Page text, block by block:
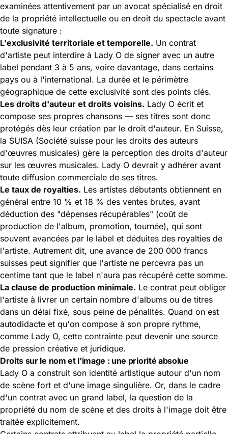
examinées attentivement par un avocat spécialisé en droit
de la propriété intellectuelle ou en droit du spectacle avant
toute signature :
L'exclusivité territoriale et temporelle. Un contrat
d'artiste peut interdire à Lady O de signer avec un autre
label pendant 3 à 5 ans, voire davantage, dans certains
pays ou à l'international. La durée et le périmètre
géographique de cette exclusivité sont des points clés.
Les droits d'auteur et droits voisins. Lady O écrit et
compose ses propres chansons — ses titres sont donc
protégés dès leur création par le droit d'auteur. En Suisse,
la SUISA (Société suisse pour les droits des auteurs
d'œuvres musicales) gère la perception des droits d'auteur
sur les œuvres musicales. Lady O devrait y adhérer avant
toute diffusion commerciale de ses titres.
Le taux de royalties. Les artistes débutants obtiennent en
général entre 10 % et 18 % des ventes brutes, avant
déduction des "dépenses récupérables" (coût de
production de l'album, promotion, tournée), qui sont
souvent avancées par le label et déduites des royalties de
l'artiste. Autrement dit, une avance de 200 000 francs
suisses peut signifier que l'artiste ne percevra pas un
centime tant que le label n'aura pas récupéré cette somme.
La clause de production minimale. Le contrat peut obliger
l'artiste à livrer un certain nombre d'albums ou de titres
dans un délai fixé, sous peine de pénalités. Quand on est
autodidacte et qu'on compose à son propre rythme,
comme Lady O, cette contrainte peut devenir une source
de pression créative et juridique.
Droits sur le nom et l'image : une priorité absolue
Lady O a construit son identité artistique autour d'un nom
de scène fort et d'une image singulière. Or, dans le cadre
d'un contrat avec un grand label, la question de la
propriété du nom de scène et des droits à l'image doit être
traitée explicitement.